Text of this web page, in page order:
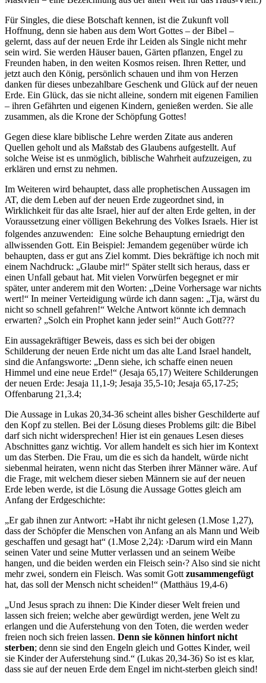
Für Singles, die diese Botschaft kennen, ist die Zukunft voll
Hoffnung, denn sie haben aus dem Wort Gottes – der Bibel –
gelernt, dass auf der neuen Erde ihr Leiden als Single nicht mehr
sein wird. Sie werden Häuser bauen, Gärten pflanzen, Engel zu
Freunden haben, in den weiten Kosmos reisen. Ihren Retter, und
jetzt auch den König, persönlich schauen und ihm von Herzen
danken für dieses unbezahlbare Geschenk und Glück auf der neuen
Erde. Ein Glück, das sie nicht alleine, sondern mit eigenen Familien
– ihren Gefährten und eigenen Kindern, genießen werden. Sie alle
zusammen, als die Krone der Schöpfung Gottes!
Gegen diese klare biblische Lehre werden Zitate aus anderen
Quellen geholt und als Maßstab des Glaubens aufgestellt. Auf
solche Weise ist es unmöglich, biblische Wahrheit aufzuzeigen, zu
erklären und ernst zu nehmen.
Im Weiteren wird behauptet, dass alle prophetischen Aussagen im
AT, die dem Leben auf der neuen Erde zugeordnet sind, in
Wirklichkeit für das alte Israel, hier auf der alten Erde gelten, in der
Voraussetzung einer völligen Bekehrung des Volkes Israels. Hier ist
folgendes anzuwenden: Eine solche Behauptung erniedrigt den
allwissenden Gott. Ein Beispiel: Jemandem gegenüber würde ich
behaupten, dass er gut ans Ziel kommt. Dies bekräftige ich noch mit
einem Nachdruck: „Glaube mir!“ Später stellt sich heraus, dass er
einen Unfall gebaut hat. Mit vielen Vorwürfen begegnet er mir
später, unter anderem mit den Worten: „Deine Vorhersage war nichts
wert!“ In meiner Verteidigung würde ich dann sagen: „Tja, wärst du
nicht so schnell gefahren!“ Welche Antwort könnte ich demnach
erwarten? „Solch ein Prophet kann jeder sein!“ Auch Gott???
Ein aussagekräftiger Beweis, dass es sich bei der obigen
Schilderung der neuen Erde nicht um das alte Land Israel handelt,
sind die Anfangsworte: „Denn siehe, ich schaffe einen neuen
Himmel und eine neue Erde!“ (Jesaja 65,17) Weitere Schilderungen
der neuen Erde: Jesaja 11,1-9; Jesaja 35,5-10; Jesaja 65,17-25;
Offenbarung 21,3.4;
Die Aussage in Lukas 20,34-36 scheint alles bisher Geschilderte auf
den Kopf zu stellen. Bei der Lösung dieses Problems gilt: die Bibel
darf sich nicht widersprechen! Hier ist ein genaues Lesen dieses
Abschnittes ganz wichtig. Vor allem handelt es sich hier im Kontext
um das Sterben. Die Frau, um die es sich da handelt, würde nicht
siebenmal heiraten, wenn nicht das Sterben ihrer Männer wäre. Auf
die Frage, mit welchem dieser sieben Männern sie auf der neuen
Erde leben werde, ist die Lösung die Aussage Gottes gleich am
Anfang der Erdgeschichte:
„Er gab ihnen zur Antwort: »Habt ihr nicht gelesen (1.Mose 1,27),
dass der Schöpfer die Menschen von Anfang an als Mann und Weib
geschaffen und gesagt hat“ (1.Mose 2,24): ›Darum wird ein Mann
seinen Vater und seine Mutter verlassen und an seinem Weibe
hangen, und die beiden werden ein Fleisch sein‹? Also sind sie nicht
mehr zwei, sondern ein Fleisch. Was somit Gott zusammengefügt
hat, das soll der Mensch nicht scheiden!“ (Matthäus 19,4-6)
„Und Jesus sprach zu ihnen: Die Kinder dieser Welt freien und
lassen sich freien; welche aber gewürdigt werden, jene Welt zu
erlangen und die Auferstehung von den Toten, die werden weder
freien noch sich freien lassen. Denn sie können hinfort nicht
sterben; denn sie sind den Engeln gleich und Gottes Kinder, weil
sie Kinder der Auferstehung sind.“ (Lukas 20,34-36) So ist es klar,
dass sie auf der neuen Erde dem Engel im nicht-sterben gleich sind!